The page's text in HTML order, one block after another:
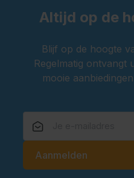
Altijd op de
Blijf op de hoogte
Regelmatig ontvangt
mooie
Aanmelden